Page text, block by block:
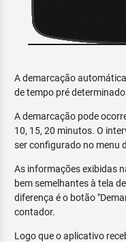
A demarcação
de tempo pré
A demarcação pode
10, 15, 20 minutos. O
ser configurado no menu
As informações exibidas
bem semelhantes à tela
diferença é o botão
contador.
Logo que o aplicativo